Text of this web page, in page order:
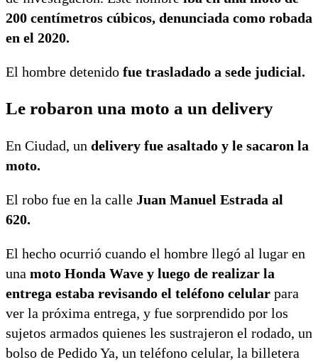
200 centímetros cúbicos, denunciada como robada
en el 2020.
El hombre detenido fue trasladado a sede judicial.
Le robaron una moto a un delivery
En Ciudad, un delivery fue asaltado y le sacaron la
moto.
El robo fue en la calle Juan Manuel Estrada al
620.
El hecho ocurrió cuando el hombre llegó al lugar en
una moto Honda Wave y luego de realizar la
entrega estaba revisando el teléfono celular para
ver la próxima entrega, y fue sorprendido por los
sujetos armados quienes les sustrajeron el rodado, un
bolso de Pedido Ya, un teléfono celular, la billetera